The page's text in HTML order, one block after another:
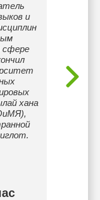
и
сфере
хана